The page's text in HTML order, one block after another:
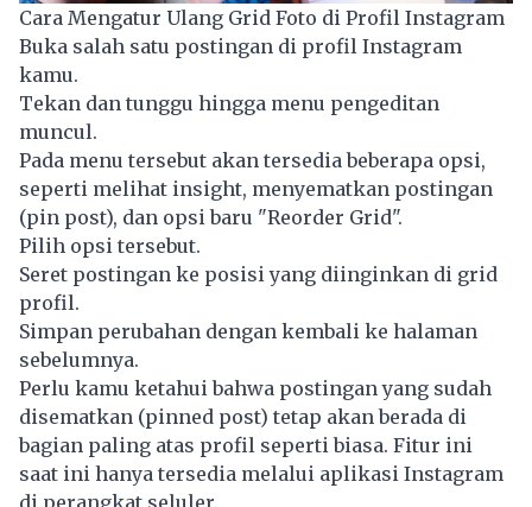
Cara Mengatur Ulang Grid Foto di Profil Instagram
Buka salah satu postingan di profil Instagram
kamu.
Tekan dan tunggu hingga menu pengeditan
muncul.
Pada menu tersebut akan tersedia beberapa opsi,
seperti melihat insight, menyematkan postingan
(pin post), dan opsi baru "Reorder Grid".
Pilih opsi tersebut.
Seret postingan ke posisi yang diinginkan di grid
profil.
Simpan perubahan dengan kembali ke halaman
sebelumnya.
Perlu kamu ketahui bahwa postingan yang sudah
disematkan (pinned post) tetap akan berada di
bagian paling atas profil seperti biasa. Fitur ini
saat ini hanya tersedia melalui aplikasi Instagram
di perangkat seluler.